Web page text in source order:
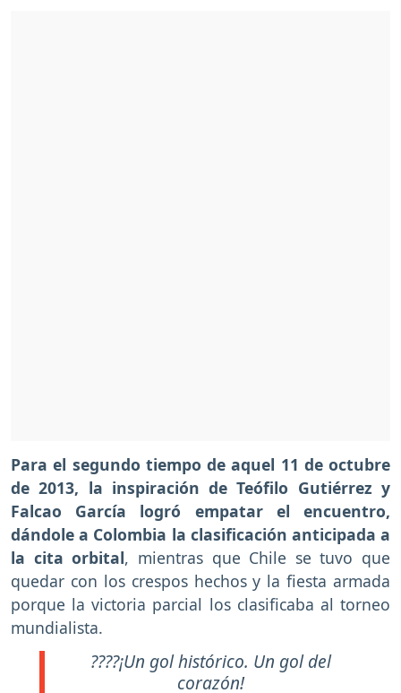
Para el segundo tiempo de aquel 11 de octubre
de 2013, la inspiración de Teófilo Gutiérrez y
Falcao García logró empatar el encuentro,
dándole a Colombia la clasificación anticipada a
la cita orbital, mientras que Chile se tuvo que
quedar con los crespos hechos y la fiesta armada
porque la victoria parcial los clasificaba al torneo
mundialista.
????¡Un gol histórico. Un gol del
corazón!